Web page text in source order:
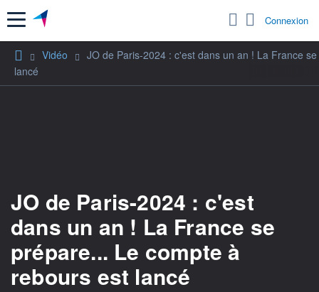
Menu Connexion
Vidéo
JO de Paris-2024 : c'est dans un an ! La France
lancé
JO de Paris-2024 : c'est
dans un an ! La France se
prépare... Le compte à
rebours est lancé